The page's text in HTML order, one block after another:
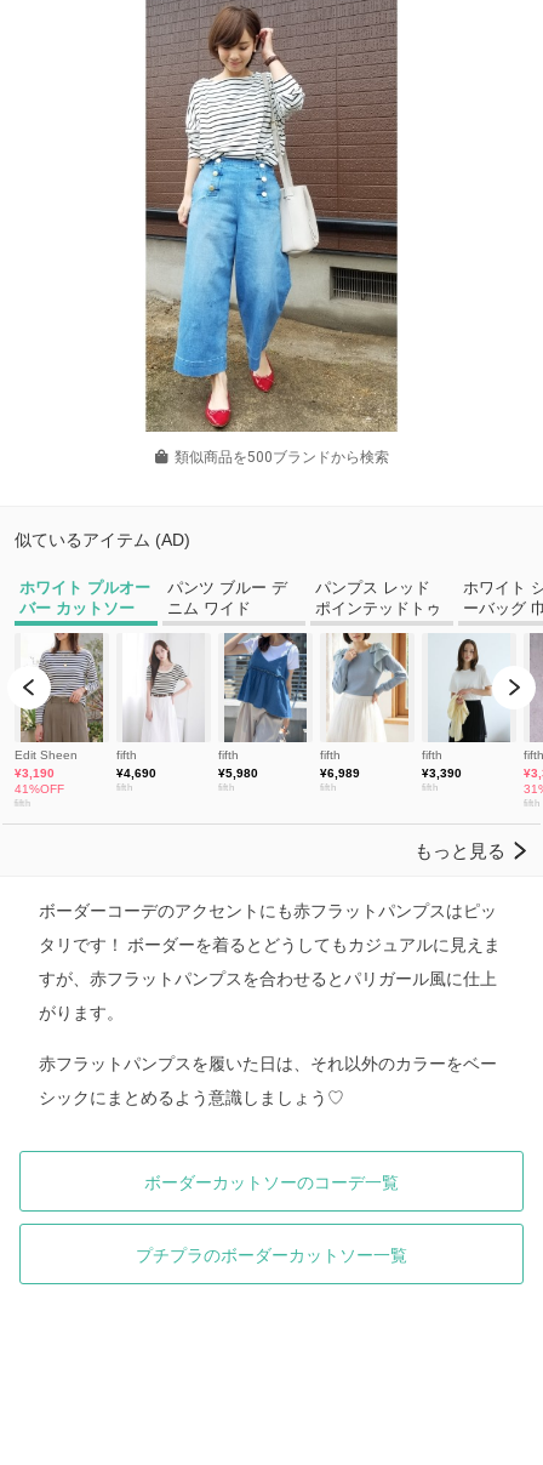
類似商品を500ブランドから検索
ボーダーコーデのアクセントにも赤フラットパンプスはピッ
タリです！ ボーダーを着るとどうしてもカジュアルに見えま
すが、赤フラットパンプスを合わせるとパリガール風に仕上
がります。
赤フラットパンプスを履いた日は、それ以外のカラーをベー
シックにまとめるよう意識しましょう♡
ボーダーカットソーのコーデ一覧
プチプラのボーダーカットソー一覧